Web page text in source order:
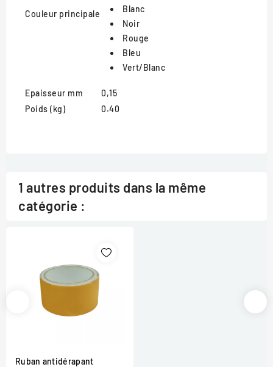
Couleur principale
Blanc
Noir
Rouge
Bleu
Vert/Blanc
Epaisseur mm
0,15
Poids (kg)
0.40
1 autres produits dans la même
catégorie :
Ruban antidérapant